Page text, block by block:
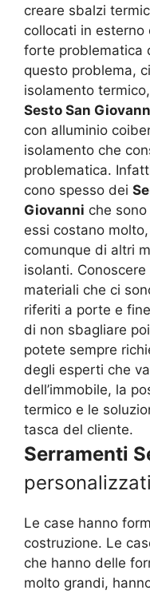
creare sbalzi
collocati in esterno
forte problematica
questo problema,
isolamento
Sesto San
con alluminio
isolamento che
problematica.
cono spesso dei
Giovanni che
essi costano
comunque di altri
isolanti.
materiali che ci
riferiti a porte e
di non sbagliare
potete sempre
degli esperti che
dell’immobile, la
termico e le
tasca del cliente.
Serramenti
Le case hanno
costruzione. Le
che hanno delle
molto grandi,